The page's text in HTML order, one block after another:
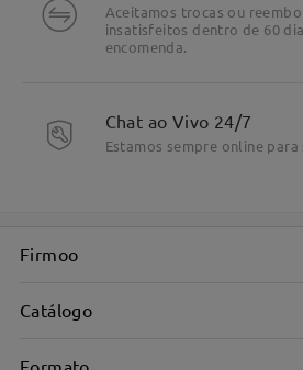
Aceitamos trocas ou
insatisfeitos dentro de 60
encomenda.
Chat ao Vivo 24/7
Estamos sempre online para
Firmoo
Catálogo
Formato